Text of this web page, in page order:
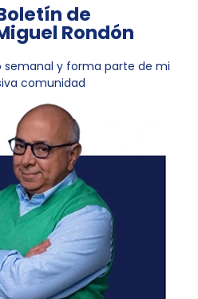
de
Rondón
y forma parte de mi
comunidad